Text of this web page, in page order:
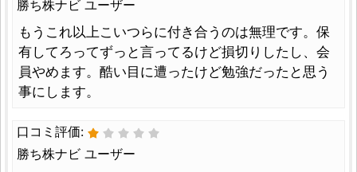
勝ち株ナビ ユーザー
もうこれ以上こいつらに付き合うのは無理です。保
有してろってずっと言ってるけど損切りしたし、会
員やめます。酷い目に遭ったけど勉強だったと思う
事にします。
口コミ評価:
勝ち株ナビ ユーザー